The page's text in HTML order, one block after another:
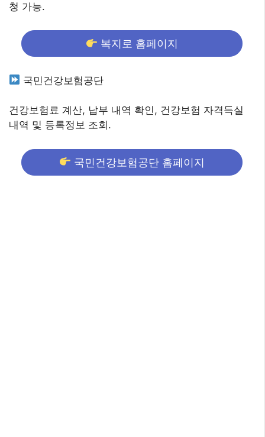
청 가능.
복지로 홈페이지
국민건강보험공단
건강보험료 계산, 납부 내역 확인, 건강보험 자격득실
내역 및 등록정보 조회.
국민건강보험공단 홈페이지